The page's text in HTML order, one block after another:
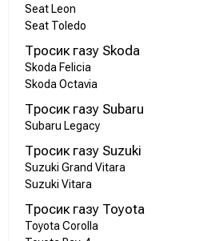
Seat Leon
Seat Toledo
Тросик газу Skoda
Skoda Felicia
Skoda Octavia
Тросик газу Subaru
Subaru Legacy
Тросик газу Suzuki
Suzuki Grand Vitara
Suzuki Vitara
Тросик газу Toyota
Toyota Corolla